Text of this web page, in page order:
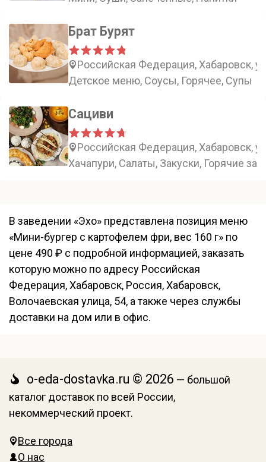
Брат Бурят
Российская Федерация, Хабаровск,
Детское меню, Соусы, Горячее, Супы
Сациви
Российская Федерация, Хабаровск,
Хачапури, Салаты, Закуски, Горячие
В заведении «Эхо» представлена позиция меню
«Мини-бургер с картофелем фри, вес 160 г» по
цене 490 ₽ с подробной информацией, заказать
которую можно по адресу Российская
Федерация, Хабаровск, Россия, Хабаровск,
Волочаевская улица, 54, а также через службы
доставки на дом или в офис.
o-eda-dostavka.ru © 2026 — большой
каталог доставок по всей России,
некоммерческий проект.
Все города
О нас